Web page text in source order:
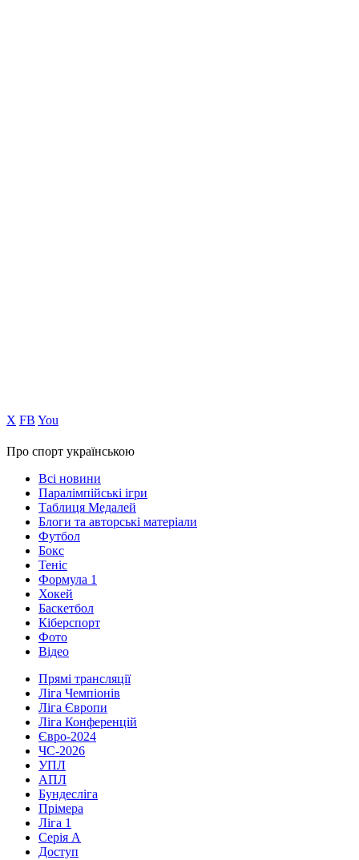
Х FB You
Про спорт українською
Всі новини
Паралімпійські ігри
Таблиця Медалей
Блоги та авторські матеріали
Футбол
Бокс
Теніс
Формула 1
Хокей
Баскетбол
Кіберспорт
Фото
Відео
Прямі трансляції
Ліга Чемпіонів
Ліга Європи
Ліга Конференцій
Євро-2024
ЧС-2026
УПЛ
АПЛ
Бундесліга
Прімера
Ліга 1
Серія А
Доступ